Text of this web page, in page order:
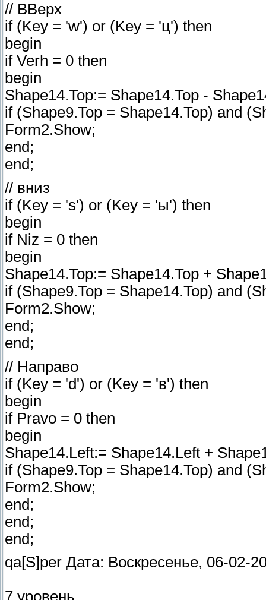
// ВВерх
if (Key = 'w') or (Key = 'ц') then
begin
if Verh = 0 then
begin
Shape14.Top:= Shape14.Top -
if (Shape9.Top = Shape14.Top) and
Form2.Show;
end;
end;
// вниз
if (Key = 's') or (Key = 'ы') then
begin
if Niz = 0 then
begin
Shape14.Top:= Shape14.Top +
if (Shape9.Top = Shape14.Top) and
Form2.Show;
end;
end;
// Направо
if (Key = 'd') or (Key = 'в') then
begin
if Pravo = 0 then
begin
Shape14.Left:= Shape14.Left +
if (Shape9.Top = Shape14.Top) and
Form2.Show;
end;
end;
end;
qa[S]per Дата: Воскресенье, 06-02-
7 уровень